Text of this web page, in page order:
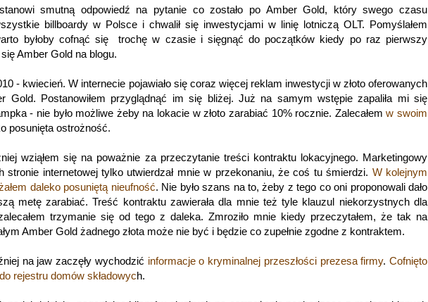
smutną odpowiedź na pytanie co zostało po Amber Gold, który swego czasu
billboardy w Polsce i chwalił się inwestycjami w linię lotniczą OLT. Pomyślałem
byłoby cofnąć się trochę w czasie i sięgnąć do początków kiedy po raz pierwszy
Amber Gold na blogu.
- kwiecień. W internecie pojawiało się coraz więcej reklam inwestycji w złoto oferowanych
Gold. Postanowiłem przyglądnąć im się bliżej. Już na samym wstępie zapaliła mi się
- nie było możliwe żeby na lokacie w złoto zarabiać 10% rocznie. Zalecałemw swoim
posunięta ostrożność.
wziąłem się na poważnie za przeczytanie treści kontraktu lokacyjnego. Marketingowy
stronie internetowej tylko utwierdzał mnie w przekonaniu, że coś tu śmierdzi. W kolejnym
daleko posuniętą nieufność. Nie było szans na to, żeby z tego co oni proponowali dało
metę zarabiać. Treść kontraktu zawierała dla mnie też tyle klauzul niekorzystnych dla
trzymanie się od tego z daleka. Zmroziło mnie kiedy przeczytałem, że tak na
Amber Gold żadnego złota może nie być i będzie co zupełnie zgodne z kontraktem.
na jaw zaczęły wychodzić informacje o kryminalnej przeszłości prezesa firmy. Cofnięto
rejestru domów składowych.